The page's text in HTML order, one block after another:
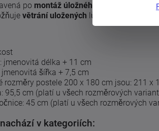
po montáž úložného prostoru.
větrání uložených lůžkovin.
jmenovitá délka + 11 cm
šířka + 7,5 cm
rozměry postele 200 x 180 cm jsou: 211 x
95,5 cm (platí u všech rozměrových
45 cm (platí u všech rozměrových
v kategoriích: